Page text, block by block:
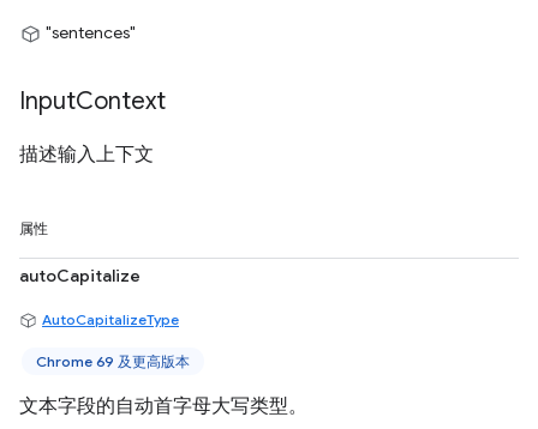
"sentences"
InputContext
描述输入上下文
属性
autoCapitalize
AutoCapitalizeType
Chrome 69 及更高版本
文本字段的自动首字母大写类型。